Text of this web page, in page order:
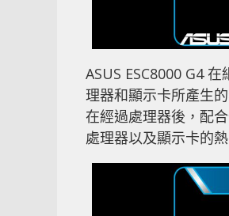
ASUS ESC8000 G4
理器和顯示卡所產生
在經過處理器後，配
處理器以及顯示卡的